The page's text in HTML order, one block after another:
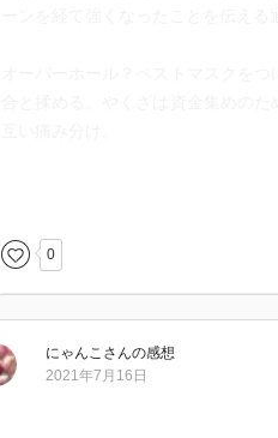
ーナイトアイのもとでインターン
拒否。実はミリオがインターン中で1
の個性予知に苦戦。ナイトアイは
う。結局採用。
0
にゃんこ さんの感想
2021年7月16日